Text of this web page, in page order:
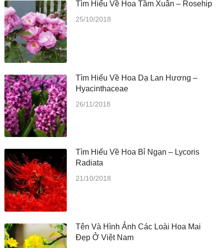
Tìm Hiểu Về Hoa Tầm Xuân – Rosehip
25/10/2018
Tìm Hiểu Về Hoa Dạ Lan Hương –
Hyacinthaceae
26/11/2018
Tìm Hiểu Về Hoa Bỉ Ngạn – Lycoris
Radiata
21/10/2018
Tên Và Hình Ảnh Các Loài Hoa Mai
Đẹp Ở Việt Nam